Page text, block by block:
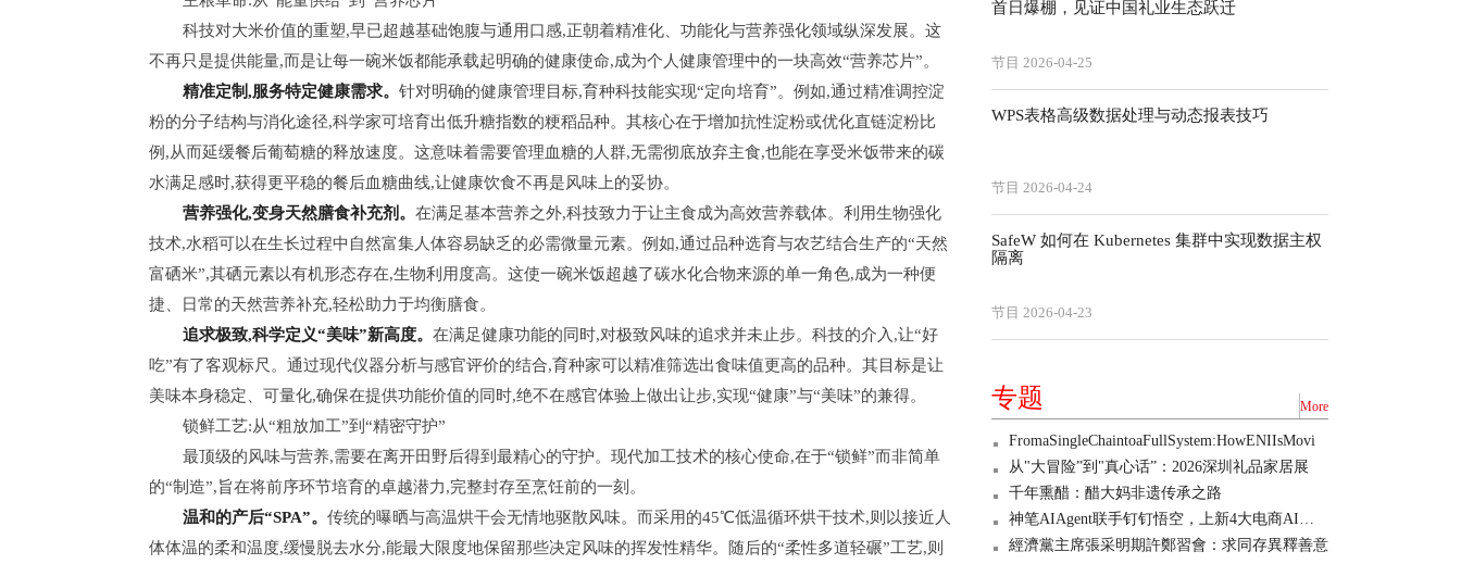
科技对大米价值的重塑,早已超越基础饱腹与通用口感,正朝着精准化、功能化与营养强化领域纵深发展。这
不再只是提供能量,而是让每一碗米饭都能承载起明确的健康使命,成为个人健康管理中的一块高效“营养芯片”。
精准定制,服务特定健康需求。 针对明确的健康管理目标,育种科技能实现“定向培育”。例如,通过精准调控淀
粉的分子结构与消化途径,科学家可培育出低升糖指数的粳稻品种。其核心在于增加抗性淀粉或优化直链淀粉比
例,从而延缓餐后葡萄糖的释放速度。这意味着需要管理血糖的人群,无需彻底放弃主食,也能在享受米饭带来的碳
水满足感时,获得更平稳的餐后血糖曲线,让健康饮食不再是风味上的妥协。
营养强化,变身天然膳食补充剂。 在满足基本营养之外,科技致力于让主食成为高效营养载体。利用生物强化
技术,水稻可以在生长过程中自然富集人体容易缺乏的必需微量元素。例如,通过品种选育与农艺结合生产的“天然
富硒米”,其硒元素以有机形态存在,生物利用度高。这使一碗米饭超越了碳水化合物来源的单一角色,成为一种便
捷、日常的天然营养补充,轻松助力于均衡膳食。
追求极致,科学定义“美味”新高度。 在满足健康功能的同时,对极致风味的追求并未止步。科技的介入,让“好
吃”有了客观标尺。通过现代仪器分析与感官评价的结合,育种家可以精准筛选出食味值更高的品种。其目标是让
美味本身稳定、可量化,确保在提供功能价值的同时,绝不在感官体验上做出让步,实现“健康”与“美味”的兼得。
锁鲜工艺:从“粗放加工”到“精密守护”
最顶级的风味与营养,需要在离开田野后得到最精心的守护。现代加工技术的核心使命,在于“锁鲜”而非简单
的“制造”,旨在将前序环节培育的卓越潜力,完整封存至烹饪前的一刻。
温和的产后“SPA”。 传统的曝晒与高温烘干会无情地驱散风味。而采用的45℃低温循环烘干技术,则以接近人
体体温的柔和温度,缓慢脱去水分,能最大限度地保留那些决定风味的挥发性精华。随后的“柔性多道轻碾”工艺,则
首日爆棚，见证中国礼业生态跃迁
节目 2026-04-25
WPS表格高级数据处理与动态报表技巧
节目 2026-04-24
SafeW 如何在 Kubernetes 集群中实现数据主权
隔离
节目 2026-04-23
专题 More
FromaSingleChaintoaFullSystem:HowENIIsMovi
从"大冒险”到"真心话”：2026深圳礼品家居展
千年熏醋：醋大妈非遗传承之路
神笔AIAgent联手钉钉悟空，上新4大电商AI技能
經濟黨主席張采明期許鄭習會：求同存異釋善意